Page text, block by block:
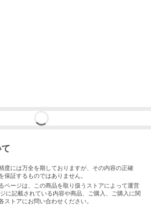
度には万全を期しておりますが、その内容の正確
保証するものではありません。
ページは、この商品を取り扱うストアによって運営
に記載されている内容や商品、ご購入 、ご購入に関
ストアにお問い合わせください。